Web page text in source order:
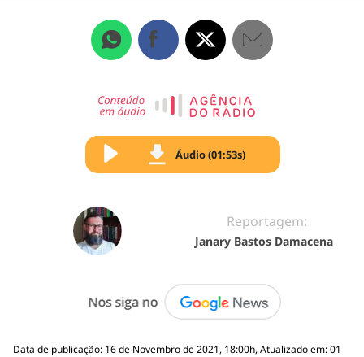
Áudio (01:53s)
Reportagem:
Janary Bastos Damacena
Data de publicação: 16 de Novembro de 2021, 18:00h, Atualizado em: 01